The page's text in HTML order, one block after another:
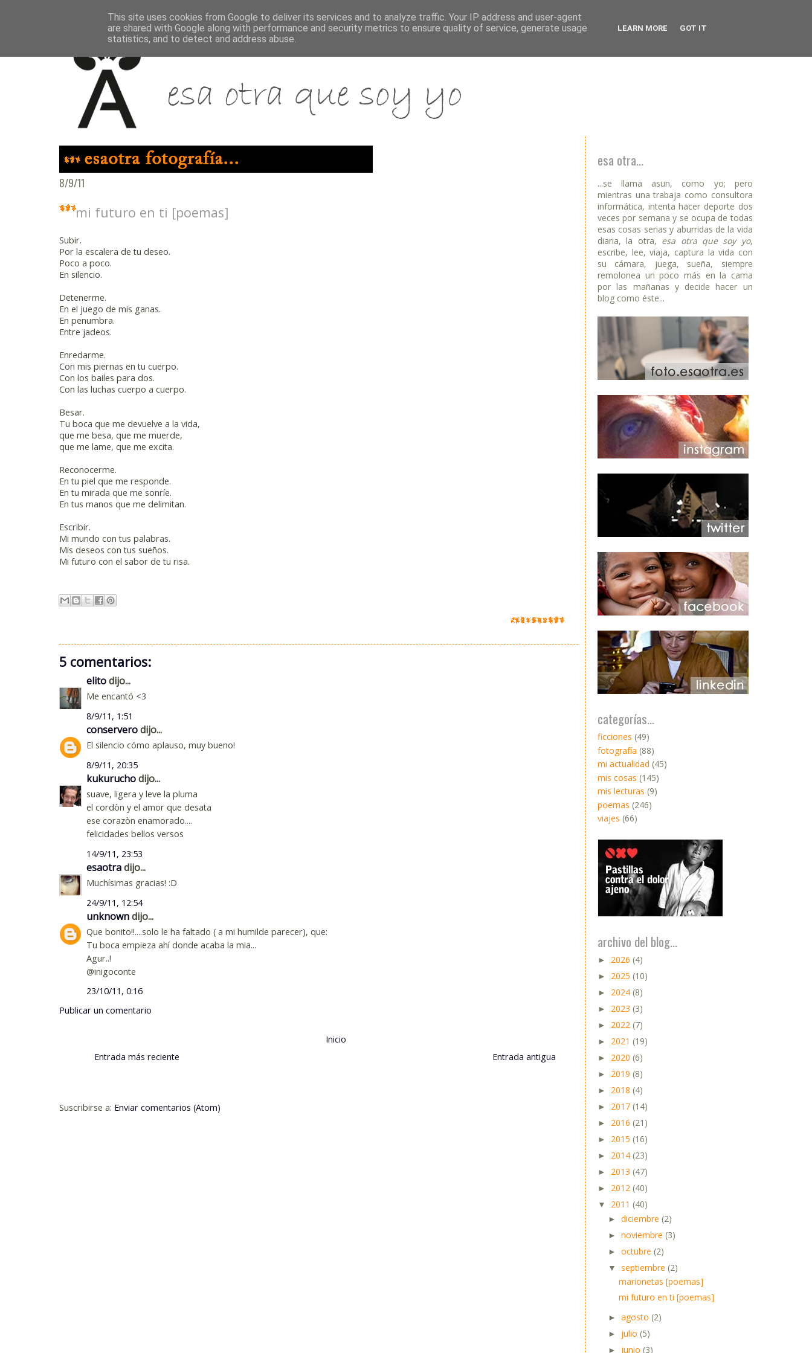
8/9/11
mi futuro en ti [poemas]
Subir.
Por la escalera de tu deseo.
Poco a poco.
En silencio.
Detenerme.
En el juego de mis ganas.
En penumbra.
Entre jadeos.
Enredarme.
Con mis piernas en tu cuerpo.
Con los bailes para dos.
Con las luchas cuerpo a cuerpo.
Besar.
Tu boca que me devuelve a la vida,
que me besa, que me muerde,
que me lame, que me excita.
Reconocerme.
En tu piel que me responde.
En tu mirada que me sonríe.
En tus manos que me delimitan.
Escribir.
Mi mundo con tus palabras.
Mis deseos con tus sueños.
Mi futuro con el sabor de tu risa.
5 comentarios:
elitodijo...
Me encantó <3
8/9/11, 1:51
conserverodijo...
El silencio cómo aplauso, muy bueno!
8/9/11, 20:35
kukuruchodijo...
suave, ligera y leve la pluma
el cordòn y el amor que desata
ese corazòn enamorado....
felicidades bellos versos
14/9/11, 23:53
esaotradijo...
Muchísimas gracias! :D
24/9/11, 12:54
unknowndijo...
Que bonito!!....solo le ha faltado ( a mi humilde parecer), que:
Tu boca empieza ahí donde acaba la mia...
Agur..!
@inigoconte
23/10/11, 0:16
Publicar un comentario
Entrada más reciente Entrada antigua
Inicio
Suscribirse a: Enviar comentarios (Atom)
esa otra...
...se llama asun, como yo; pero
mientras una trabaja como consultora
informática, intenta hacer deporte dos
veces por semana y se ocupa de todas
esas cosas serias y aburridas de la vida
diaria, la otra, esa otra que soy yo,
escribe, lee, viaja, captura la vida con
su cámara, juega, sueña, siempre
remolonea un poco más en la cama
por las mañanas y decide hacer un
blog como éste...
categorías...
ficciones (49)
fotografía (88)
mi actualidad (45)
mis cosas (145)
mis lecturas (9)
poemas (246)
viajes (66)
archivo del blog...
► 2026 (4)
► 2025 (10)
► 2024 (8)
► 2023 (3)
► 2022 (7)
► 2021 (19)
► 2020 (6)
► 2019 (8)
► 2018 (4)
► 2017 (14)
► 2016 (21)
► 2015 (16)
► 2014 (23)
► 2013 (47)
► 2012 (40)
▼ 2011 (40)
► diciembre (2)
► noviembre (3)
► octubre (2)
▼ septiembre (2)
marionetas [poemas]
mi futuro en ti [poemas]
► agosto (2)
► julio (5)
► junio (3)
This site uses cookies from Google to deliver its services and to analyze traffic. Your IP address and user-agent
are shared with Google along with performance and security metrics to ensure quality of service, generate usage
statistics, and to detect and address abuse.
LEARN MORE GOT IT